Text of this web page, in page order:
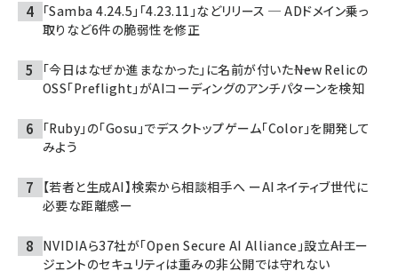
「Samba 4.24.5」「4.23.11」などリリース ─ ADドメイン乗っ
取りなど6件の脆弱性を修正
「今日はなぜか進まなかった」に名前が付いた――New Relicの
OSS「Preflight」がAIコーディングのアンチパターンを検知
「Ruby」の「Gosu」でデスクトップゲーム「Color」を開発して
みよう
【若者と生成AI】検索から相談相手へ ーAIネイティブ世代に
必要な距離感ー
NVIDIAら37社が「Open Secure AI Alliance」設立――AIエー
ジェントのセキュリティは重みの非公開では守れない